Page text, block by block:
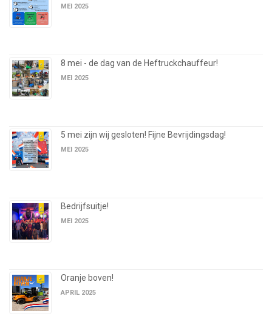
MEI 2025
8 mei - de dag van de Heftruckchauffeur!
MEI 2025
5 mei zijn wij gesloten! Fijne Bevrijdingsdag!
MEI 2025
Bedrijfsuitje!
MEI 2025
Oranje boven!
APRIL 2025